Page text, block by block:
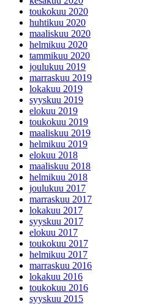
toukokuu 2020
huhtikuu 2020
maaliskuu 2020
helmikuu 2020
tammikuu 2020
joulukuu 2019
marraskuu 2019
lokakuu 2019
syyskuu 2019
elokuu 2019
toukokuu 2019
maaliskuu 2019
helmikuu 2019
elokuu 2018
maaliskuu 2018
helmikuu 2018
joulukuu 2017
marraskuu 2017
lokakuu 2017
syyskuu 2017
elokuu 2017
toukokuu 2017
helmikuu 2017
marraskuu 2016
lokakuu 2016
toukokuu 2016
syyskuu 2015